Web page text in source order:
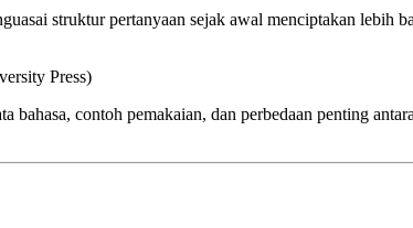
struktur pertanyaan sejak awal menciptakan lebih
Press)
bahasa, contoh pemakaian, dan perbedaan penting